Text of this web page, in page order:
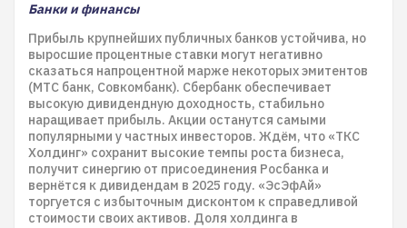
Банки и финансы
Прибыль крупнейших публичных банков устойчива, но
выросшие процентные ставки могут негативно
сказаться напроцентной марже некоторых эмитентов
(МТС банк, Совкомбанк). Сбербанк обеспечивает
высокую дивидендную доходность, стабильно
наращивает прибыль. Акции останутся самыми
популярными у частных инвесторов. Ждём, что «ТКС
Холдинг» сохранит высокие темпы роста бизнеса,
получит синергию от присоединения Росбанка и
вернётся к дивидендам в 2025 году. «ЭсЭфАй»
торгуется с избыточным дисконтом к справедливой
стоимости своих активов. Доля холдинга в